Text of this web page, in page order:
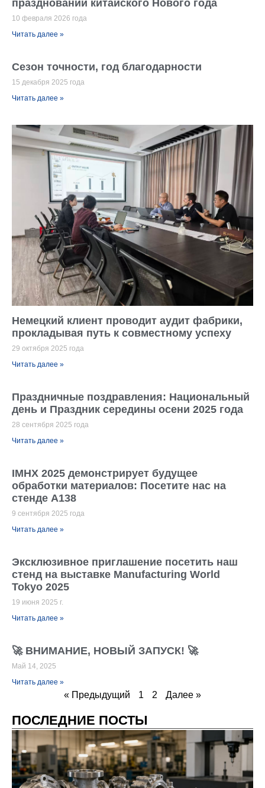
праздновании китайского Нового года
10 февраля 2026 года
Читать далее »
Сезон точности, год благодарности
15 декабря 2025 года
Читать далее »
Немецкий клиент проводит аудит фабрики,
прокладывая путь к совместному успеху
29 октября 2025 года
Читать далее »
Праздничные поздравления: Национальный
день и Праздник середины осени 2025 года
28 сентября 2025 года
Читать далее »
IMHX 2025 демонстрирует будущее
обработки материалов: Посетите нас на
стенде A138
9 сентября 2025 года
Читать далее »
Эксклюзивное приглашение посетить наш
стенд на выставке Manufacturing World
Tokyo 2025
19 июня 2025 г.
Читать далее »
🚀 ВНИМАНИЕ, НОВЫЙ ЗАПУСК! 🚀
Май 14, 2025
Читать далее »
« Предыдущий 1 2 Далее »
ПОСЛЕДНИЕ ПОСТЫ